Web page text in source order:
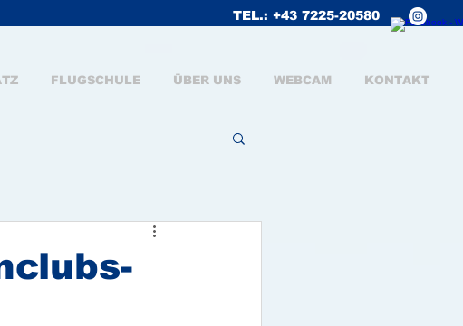
TEL.: +43 7225-20580
FLUGSCHULE ÜBER UNS WEBCAM KONTAKT